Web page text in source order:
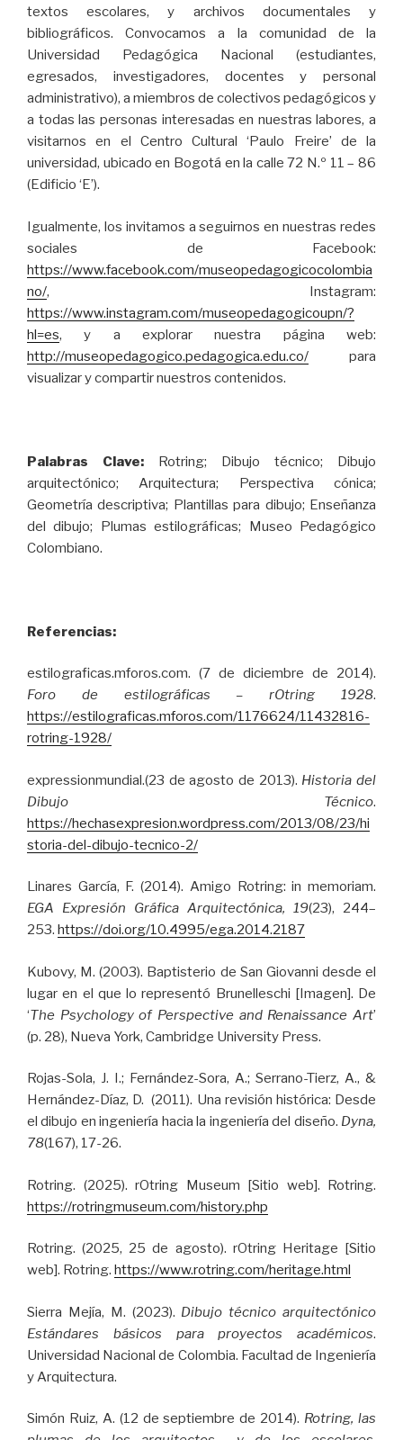
textos escolares, y archivos documentales y
bibliográficos. Convocamos a la comunidad de la
Universidad Pedagógica Nacional (estudiantes,
egresados, investigadores, docentes y personal
administrativo), a miembros de colectivos pedagógicos y
a todas las personas interesadas en nuestras labores, a
visitarnos en el Centro Cultural ‘Paulo Freire’ de la
universidad, ubicado en Bogotá en la calle 72 N.º 11 – 86
(Edificio ‘E’).
Igualmente, los invitamos a seguirnos en nuestras redes
sociales de Facebook:
https://www.facebook.com/museopedagogicocolombia
no/, Instagram:
https://www.instagram.com/museopedagogicoupn/?
hl=es, y a explorar nuestra página web:
http://museopedagogico.pedagogica.edu.co/ para
visualizar y compartir nuestros contenidos.
Palabras Clave: Rotring; Dibujo técnico; Dibujo
arquitectónico; Arquitectura; Perspectiva cónica;
Geometría descriptiva; Plantillas para dibujo; Enseñanza
del dibujo; Plumas estilográficas; Museo Pedagógico
Colombiano.
Referencias:
estilograficas.mforos.com. (7 de diciembre de 2014).
Foro de estilográficas – rOtring 1928.
https://estilograficas.mforos.com/1176624/11432816-
rotring-1928/
expressionmundial.(23 de agosto de 2013). Historia del
Dibujo Técnico.
https://hechasexpresion.wordpress.com/2013/08/23/hi
storia-del-dibujo-tecnico-2/
Linares García, F. (2014). Amigo Rotring: in memoriam.
EGA Expresión Gráfica Arquitectónica, 19(23), 244–
253. https://doi.org/10.4995/ega.2014.2187
Kubovy, M. (2003). Baptisterio de San Giovanni desde el
lugar en el que lo representó Brunelleschi [Imagen]. De
‘The Psychology of Perspective and Renaissance Art’
(p. 28), Nueva York, Cambridge University Press.
Rojas-Sola, J. I.; Fernández-Sora, A.; Serrano-Tierz, A., &
Hernández-Díaz, D. (2011). Una revisión histórica: Desde
el dibujo en ingeniería hacia la ingeniería del diseño. Dyna,
78(167), 17-26.
Rotring. (2025). rOtring Museum [Sitio web]. Rotring.
https://rotringmuseum.com/history.php
Rotring. (2025, 25 de agosto). rOtring Heritage [Sitio
web]. Rotring. https://www.rotring.com/heritage.html
Sierra Mejía, M. (2023). Dibujo técnico arquitectónico
Estándares básicos para proyectos académicos.
Universidad Nacional de Colombia. Facultad de Ingeniería
y Arquitectura.
Simón Ruiz, A. (12 de septiembre de 2014). Rotring, las